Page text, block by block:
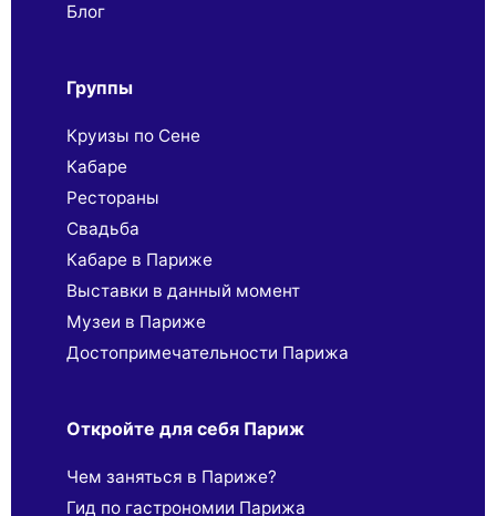
Блог
Группы
Круизы по Сене
Кабаре
Рестораны
Свадьба
Кабаре в Париже
Выставки в данный момент
Музеи в Париже
Достопримечательности Парижа
Откройте для себя Париж
Чем заняться в Париже?
Гид по гастрономии Парижа